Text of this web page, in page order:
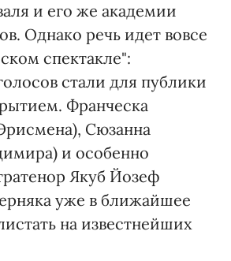
и его же академии
Однако речь идет вовсе
спектакле":
стали для публики
Франческа
Сюзанна
и особенно
Якуб Йозеф
уже в ближайшее
на известнейших